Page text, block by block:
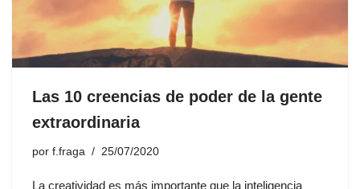
Las 10 creencias de poder de la gente
extraordinaria
por f.fraga 25/07/2020
La creatividad es más importante que la inteligencia